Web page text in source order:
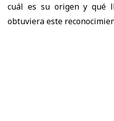
cuál es su origen y qué
obtuviera este